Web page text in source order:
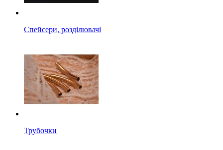
Спейсери, розділювачі
Трубочки